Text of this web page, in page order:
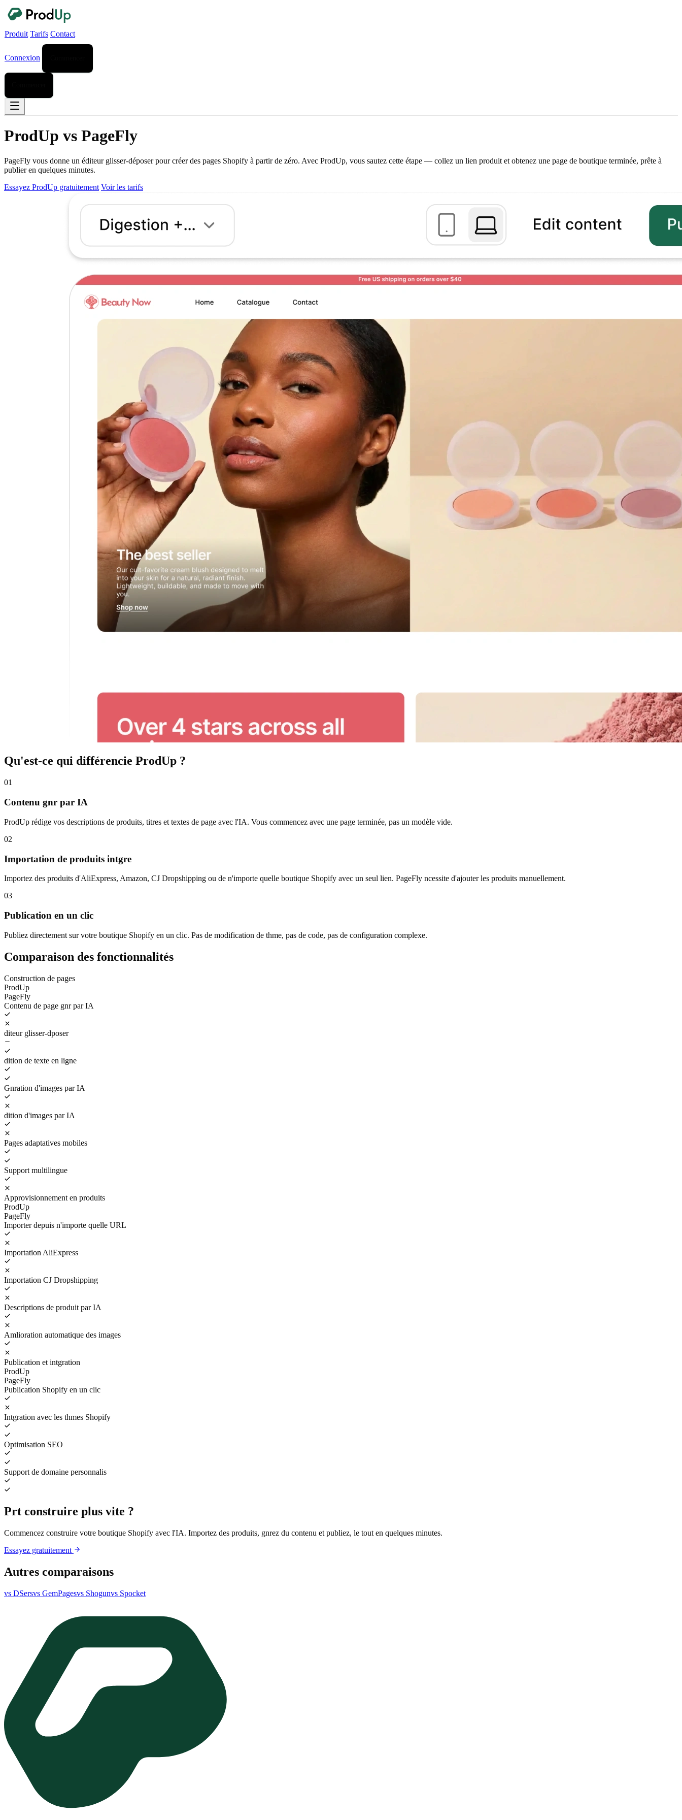
Produit Tarifs Contact
Connexion
ProdUp vs PageFly
PageFly vous donne un éditeur glisser-déposer pour créer des pages Shopify à partir de zéro. Avec ProdUp, vous sautez cette étape — collez un lien produit et obtenez une page de boutique terminée, prête à
publier en quelques minutes.
Essayez ProdUp gratuitement Voir les tarifs
Qu'est-ce qui différencie ProdUp ?
01
Contenu gnr par IA
ProdUp rédige vos descriptions de produits, titres et textes de page avec l'IA. Vous commencez avec une page terminée, pas un modèle vide.
02
Importation de produits intgre
Importez des produits d'AliExpress, Amazon, CJ Dropshipping ou de n'importe quelle boutique Shopify avec un seul lien. PageFly ncessite d'ajouter les produits manuellement.
03
Publication en un clic
Publiez directement sur votre boutique Shopify en un clic. Pas de modification de thme, pas de code, pas de configuration complexe.
Comparaison des fonctionnalités
Construction de pages
ProdUp
PageFly
Contenu de page gnr par IA
diteur glisser-dposer
dition de texte en ligne
Gnration d'images par IA
dition d'images par IA
Pages adaptatives mobiles
Support multilingue
Approvisionnement en produits
ProdUp
PageFly
Importer depuis n'importe quelle URL
Importation AliExpress
Importation CJ Dropshipping
Descriptions de produit par IA
Amlioration automatique des images
Publication et intgration
ProdUp
PageFly
Publication Shopify en un clic
Intgration avec les thmes Shopify
Optimisation SEO
Support de domaine personnalis
Prt construire plus vite ?
Commencez construire votre boutique Shopify avec l'IA. Importez des produits, gnrez du contenu et publiez, le tout en quelques minutes.
Essayez gratuitement
Autres comparaisons
vs DSersvs GemPagesvs Shogunvs Spocket